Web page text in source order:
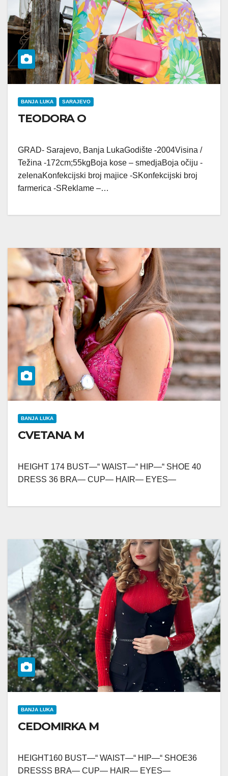
BANJA LUKA SARAJEVO
TEODORA O
GRAD- Sarajevo, Banja LukaGodište -2004Visina /
Težina -172cm;55kgBoja kose – smedjaBoja očiju -
zelenaKonfekcijski broj majice -SKonfekcijski broj
farmerica -SReklame –…
BANJA LUKA
CVETANA M
HEIGHT 174 BUST—“ WAIST—“ HIP—“ SHOE 40
DRESS 36 BRA— CUP— HAIR— EYES—
BANJA LUKA
CEDOMIRKA M
HEIGHT160 BUST—“ WAIST—“ HIP—“ SHOE36
DRESSS BRA— CUP— HAIR— EYES—